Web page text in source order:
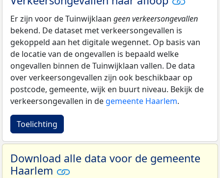
Er zijn voor de Tuinwijklaan geen verkeersongevallen
bekend. De dataset met verkeersongevallen is
gekoppeld aan het digitale wegennet. Op basis van
de locatie van de ongevallen is bepaald welke
ongevallen binnen de Tuinwijklaan vallen. De data
over verkeersongevallen zijn ook beschikbaar op
postcode, gemeente, wijk en buurt niveau. Bekijk de
verkeersongevallen in de gemeente Haarlem.
Toelichting
Download alle data voor de gemeente
Haarlem